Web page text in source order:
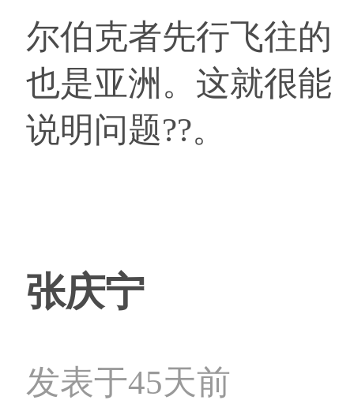
尔伯克者先行飞往的
也是亚洲。这就很能
说明问题??。
张庆宁
发表于45天前